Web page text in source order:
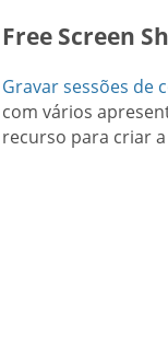
Free Screen
Gravar sessões de
com vários
recurso para criar